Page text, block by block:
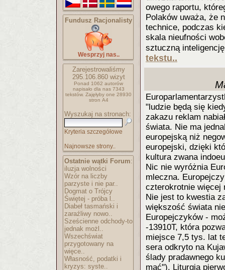
Fundusz Racjonalisty
Wesprzyj nas..
Zarejestrowaliśmy
295.106.860wizyt
Ponad 1062 autorów
napisało dla nas 7343
tekstów. Zajęłyby one 28930
stron A4
Wyszukaj na stronach:
Kryteria szczegółowe
Najnowsze strony..
Ostatnie wątki Forum:
iluzja wolności
Wzór na liczby
parzyste i nie par..
Dogmat o Trójcy
Świętej - próba l..
Diabeł tasmański i
zaraźliwy nowo..
Sześcienne odchody-to
jednak możl..
Wszechświat
przygotowany na
więce..
Własność, podatki i
kryzys: syste..
owego raportu,
Polaków uważa, że
technice, podczas
skala nieufności
sztuczną
tekstu..
"ludzie będą się
zakazu reklam
świata. Nie ma
europejską niż
europejski, dzięki
kultura zwana
Nic nie wyróżnia
mleczna.
czterokrotnie więcej
Nie jest to kwestia
większość świata
Europejczyków -
-13910T, która
miejsce 7,5 tys. lat
sera odkryto na
ślady pradawnego
mać"). Liturgia